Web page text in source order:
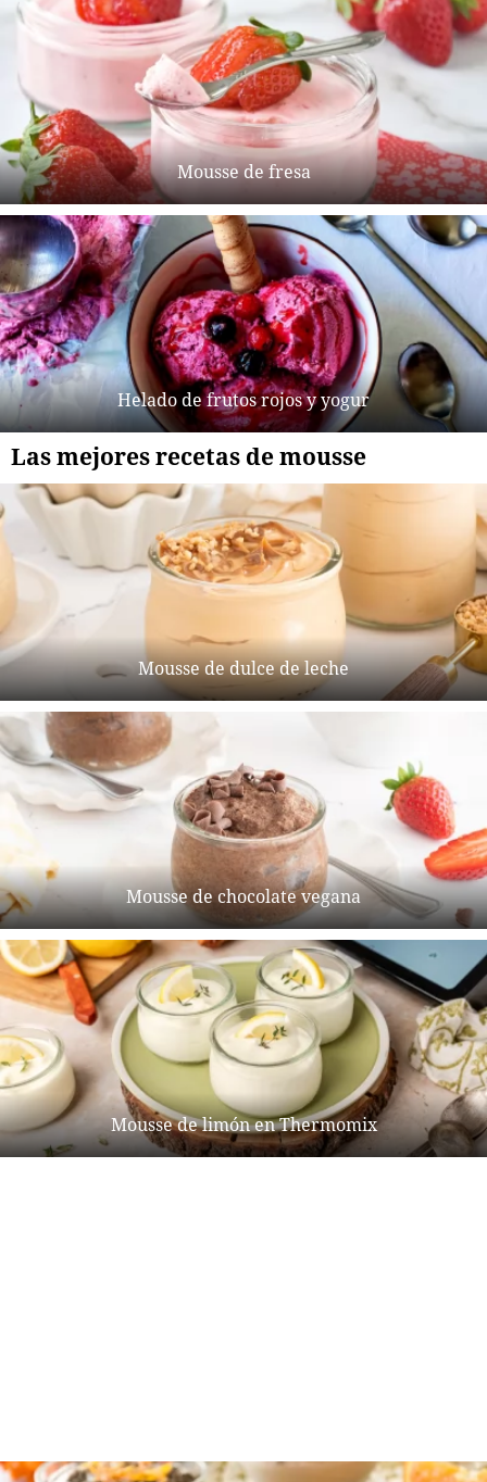
Mousse de fresa
Helado de frutos rojos y yogur
Las mejores recetas de mousse
Mousse de dulce de leche
Mousse de chocolate vegana
Mousse de limón en Thermomix